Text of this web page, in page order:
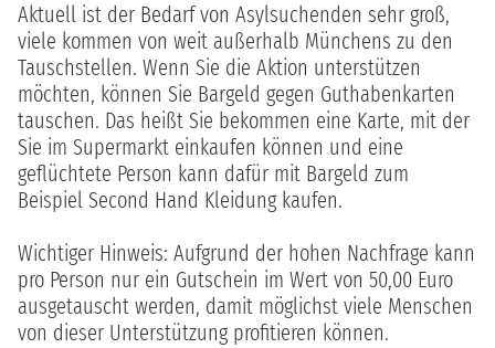
Aktuell ist der Bedarf von Asylsuchenden sehr groß,
viele kommen von weit außerhalb Münchens zu den
Tauschstellen. Wenn Sie die Aktion unterstützen
möchten, können Sie Bargeld gegen Guthabenkarten
tauschen. Das heißt Sie bekommen eine Karte, mit der
Sie im Supermarkt einkaufen können und eine
geflüchtete Person kann dafür mit Bargeld zum
Beispiel Second Hand Kleidung kaufen.
Wichtiger Hinweis: Aufgrund der hohen Nachfrage kann
pro Person nur ein Gutschein im Wert von 50,00 Euro
ausgetauscht werden, damit möglichst viele Menschen
von dieser Unterstützung profitieren können.